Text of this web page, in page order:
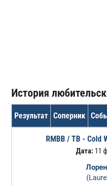
История
Результат Соперник
RMBB / TB - Cold
Дата: 11